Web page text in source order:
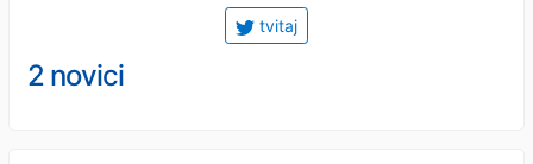
tvitaj
2 novici